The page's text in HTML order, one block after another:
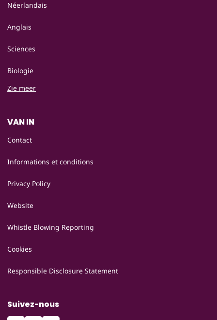
Néerlandais
Anglais
Sciences
Biologie
Zie meer
VAN IN
Contact
Informations et conditions
Privacy Policy
Website
Whistle Blowing Reporting
Cookies
Responsible Disclosure Statement
Suivez-nous